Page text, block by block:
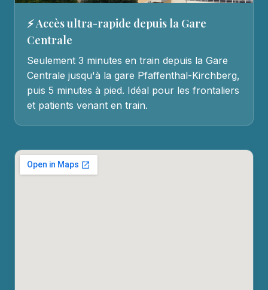
⚡ Accès ultra-rapide depuis la Gare
Centrale
Seulement 3 minutes en train depuis la Gare
Centrale jusqu'à la gare Pfaffenthal-Kirchberg,
puis 5 minutes à pied. Idéal pour les frontaliers
et patients venant en train.